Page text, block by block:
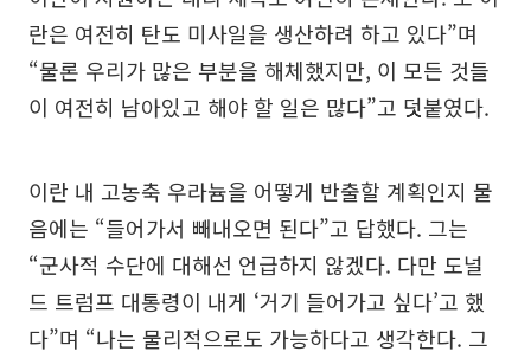
란은 여전히 탄도 미사일을 생산하려 하고 있다”며
“물론 우리가 많은 부분을 해체했지만, 이 모든 것들
이 여전히 남아있고 해야 할 일은 많다”고 덧붙였다.
이란 내 고농축 우라늄을 어떻게 반출할 계획인지 물
음에는 “들어가서 빼내오면 된다”고 답했다. 그는
“군사적 수단에 대해선 언급하지 않겠다. 다만 도널
드 트럼프 대통령이 내게 ‘거기 들어가고 싶다’고 했
다”며 “나는 물리적으로도 가능하다고 생각한다. 그